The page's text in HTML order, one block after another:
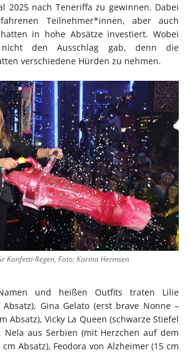
2025 nach Teneriffa zu gewinnen. Dabei
Teilnehmer*innen, aber auch
in hohe Absätze investiert. Wobei
den Ausschlag gab, denn die
verschiedene Hürden zu nehmen.
Konfetti-Regen, Foto: Karina Hermsen
und heißen Outfits traten Lilie
Gina Gelato (erst brave Nonne –
Absatz), Vicky La Queen (schwarze Stiefel
Nela aus Serbien (mit Herzchen auf dem
Absatz), Feodora von Alzheimer (15 cm